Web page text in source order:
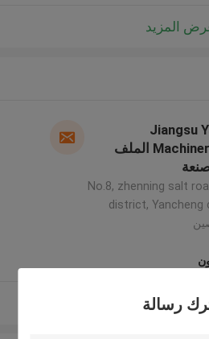
رسالة
المزيد
Jiangsu
Machinery CO., LTD الملف
No.8, zhenning salt
district, Yancheng
المزيد